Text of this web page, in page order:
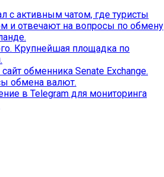
с активным чатом, где туристы
и отвечают на вопросы по обмену
Крупнейшая площадка по
обменника Senate Exchange.
обмена валют.
в Telegram для мониторинга